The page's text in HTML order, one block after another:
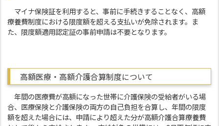
マイナ保険証を利用すると、事前に手続きすることなく、高額
療養費制度における限度額を超える支払いが免除されます。ま
た、限度額適用認定証の事前申請は不要となります。
高額医療・高額介護合算制度について
年間の医療費が高額になった世帯に介護保険の受給者がいる場
合、医療保険と介護保険の両方の自己負担を合算し、年間の限度
額を超えた場合には、申請により超えた分が高額介護合算療養費